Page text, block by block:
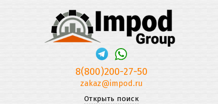
8(800)200-27-50
zakaz@impod.ru
Открыть поиск